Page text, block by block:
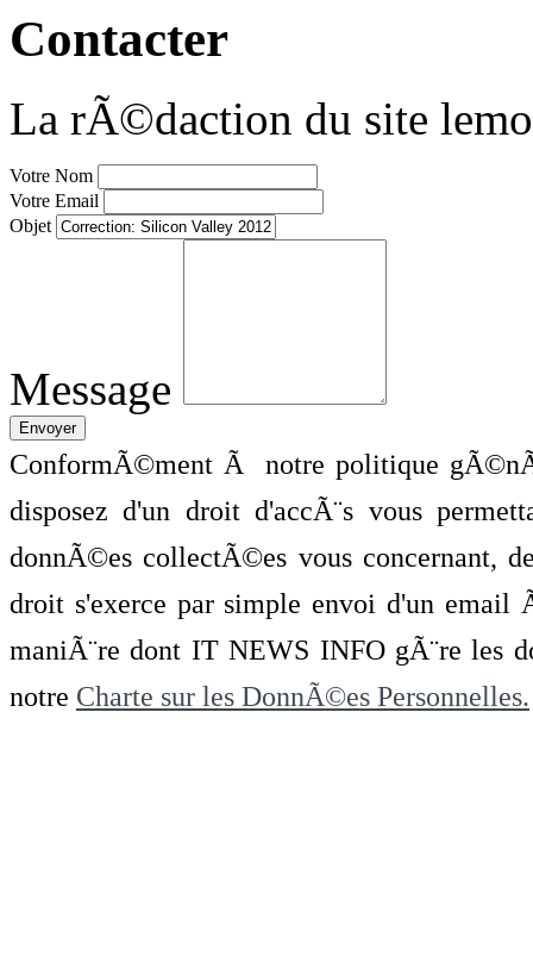
Contacter
La rÃ©daction du site
Votre Nom
Votre Email
Objet
Message
ConformÃ©ment Ã notre politique
disposez d'un droit d'accÃ¨s vous
donnÃ©es collectÃ©es vous concernant,
droit s'exerce par simple envoi d'un
maniÃ¨re dont IT NEWS INFO gÃ¨re les
notre Charte sur les DonnÃ©es Personnelles.